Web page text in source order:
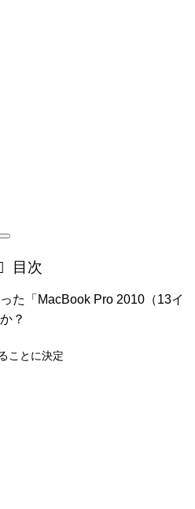
目次
た「MacBook Pro 2010（13イ
？
ことに決定